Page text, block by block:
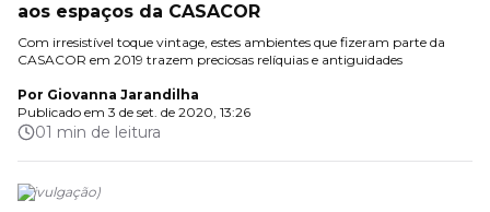
aos espaços da CASACOR
Com irresistível toque vintage, estes ambientes que fizeram parte da
CASACOR em 2019 trazem preciosas relíquias e antiguidades
Por Giovanna Jarandilha
Publicado em 3 de set. de 2020, 13:26
01 min de leitura
(Divulgação)